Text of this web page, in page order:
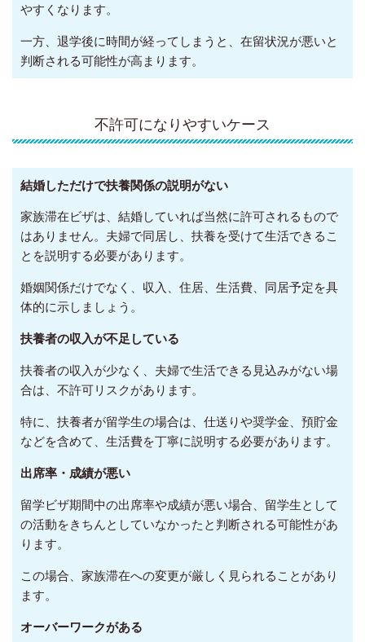
やすくなります。
一方、退学後に時間が経ってしまうと、在留状況が悪いと
判断される可能性が高まります。
不許可になりやすいケース
結婚しただけで扶養関係の説明がない
家族滞在ビザは、結婚していれば当然に許可されるもので
はありません。夫婦で同居し、扶養を受けて生活できるこ
とを説明する必要があります。
婚姻関係だけでなく、収入、住居、生活費、同居予定を具
体的に示しましょう。
扶養者の収入が不足している
扶養者の収入が少なく、夫婦で生活できる見込みがない場
合は、不許可リスクがあります。
特に、扶養者が留学生の場合は、仕送りや奨学金、預貯金
などを含めて、生活費を丁寧に説明する必要があります。
出席率・成績が悪い
留学ビザ期間中の出席率や成績が悪い場合、留学生として
の活動をきちんとしていなかったと判断される可能性があ
ります。
この場合、家族滞在への変更が厳しく見られることがあり
ます。
オーバーワークがある